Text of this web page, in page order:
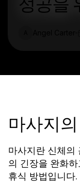
마사지
마사지란 신체의
의 긴장을 완화
휴식 방법입니다